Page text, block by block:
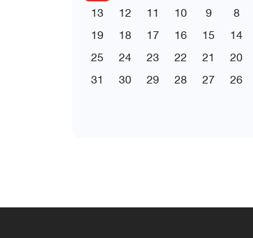
8
9
10
11
12
13
14
15
16
17
18
19
20
21
22
23
24
25
26
27
28
29
30
31